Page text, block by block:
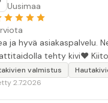
Uusimaa
ja hyvä asiakaspalvelu.
tehty kivi❤️
valmistus
2.7.2026